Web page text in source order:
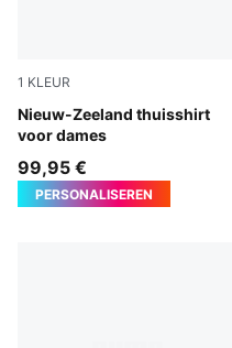
1 KLEUR
Nieuw-Zeeland thuisshirt
voor dames
PUMA Black-PUMA Silver
99,95 €
PERSONALISEREN